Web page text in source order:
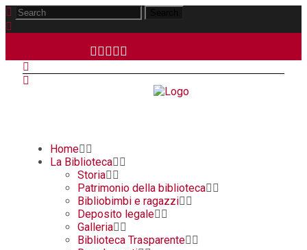
Home
La Biblioteca
Storia
Patrimonio della biblioteca
Bibliobimbi e ragazzi
Deposito legale
Galleria
Biblioteca Trasparente